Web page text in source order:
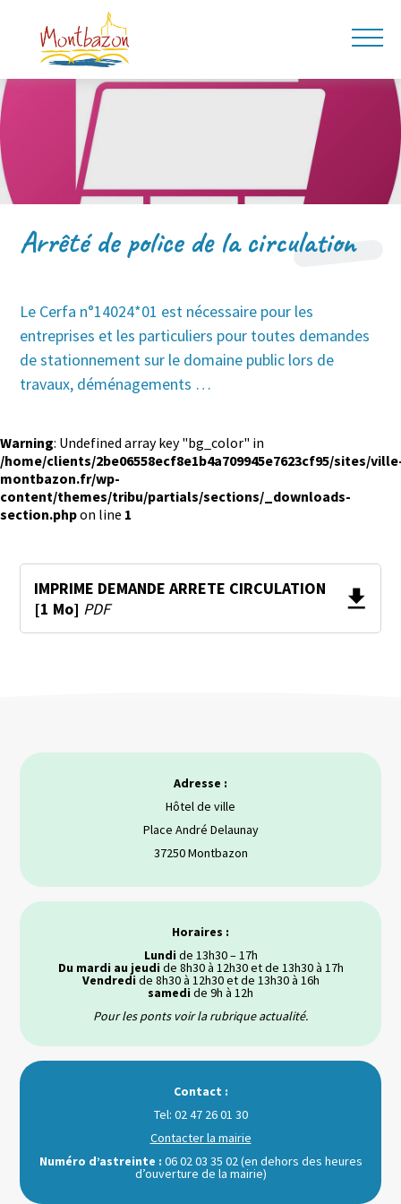
Arrêté de police de la circulation
Le Cerfa n°14024*01 est nécessaire pour les
entreprises et les particuliers pour toutes demandes
de stationnement sur le domaine public lors de
travaux, déménagements …
Warning: Undefined array key "bg_color" in
/home/clients/2be06558ecf8e1b4a709945e7623cf95/sites/
montbazon.fr/wp-
content/themes/tribu/partials/sections/_downloads-
section.phpon line 1
IMPRIME DEMANDE ARRETE CIRCULATION
[1 Mo] PDF
Adresse :
Hôtel de ville
Place André Delaunay
37250 Montbazon
Horaires :
Lundi de 13h30 – 17h
Du mardi au jeudi de 8h30 à 12h30 et de 13h30 à 17h
Vendredi de 8h30 à 12h30 et de 13h30 à 16h
samedi de 9h à 12h
Pour les ponts voir la rubrique actualité.
Contact :
Tel: 02 47 26 01 30
Contacter la mairie
Numéro d’astreinte : 06 02 03 35 02 (en dehors des heures
d’ouverture de la mairie)